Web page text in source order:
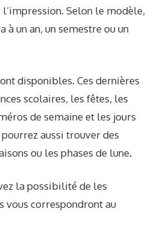
Selon le modèle,
à un an, un semestre ou un
disponibles. Ces dernières
scolaires, les fêtes, les
de semaine et les jours
aussi trouver des
ou les phases de lune.
la possibilité de les
vous correspondront au